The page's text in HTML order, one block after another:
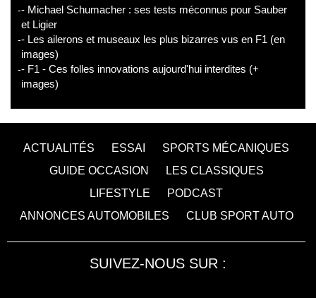
- Michael Schumacher : ses tests méconnus pour Sauber
et Ligier
- Les ailerons et museaux les plus bizarres vus en F1 (en
images)
- F1 - Ces folles innovations aujourd'hui interdites (+
images)
ACTUALITÉS ESSAI
SPORTS MÉCANIQUES
GUIDE OCCASION
LES CLASSIQUES
LIFESTYLE
PODCAST
ANNONCES AUTOMOBILES
CLUB SPORT AUTO
SUIVEZ-NOUS SUR :